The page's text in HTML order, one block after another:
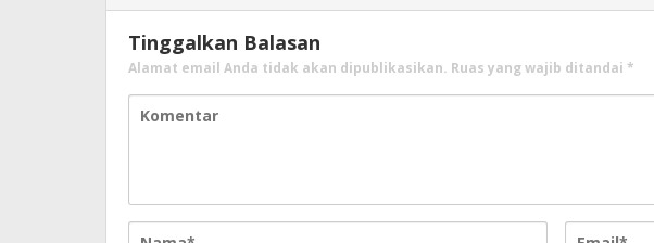
Tinggalkan Balasan
Alamat email Anda tidak akan dipublikasikan. Ruas yang wajib ditandai *